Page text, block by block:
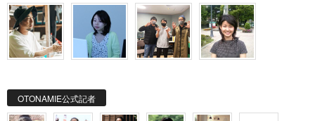
OTONAMIE公式記者